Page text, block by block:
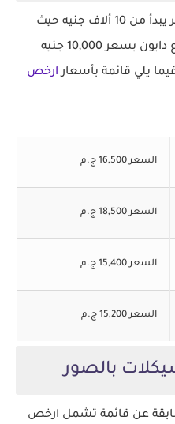
سعر ارخص مكنة صيني في مصر يبدأ من 10 ألاف جنيه حيث
يمكنك شراء مكنة صيني من نوع دايون بسعر 10,000 جنيه
يلي قائمة بأسعارارخص
السعر 16,500 ج.م
السعر 18,500 ج.م
السعر 15,400 ج.م
السعر 15,200 ج.م
بالصور
عن قائمة تشمل ارخص